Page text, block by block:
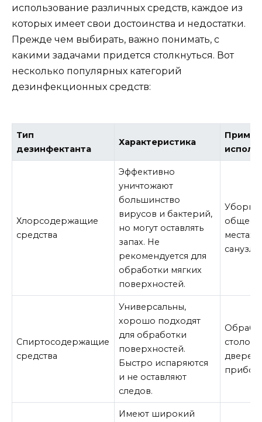
использование различных средств, каждое из
которых имеет свои достоинства и недостатки.
Прежде чем выбирать, важно понимать, с
какими задачами придется столкнуться. Вот
несколько популярных категорий
дезинфекционных средств:
Тип
дезинфектанта
Характеристика
Хлорсодержащие
средства
Эффективно
уничтожают
большинство
вирусов и бактерий,
но могут оставлять
запах. Не
рекомендуется для
обработки мягких
поверхностей.
Уборка
местах,
Спиртосодержащие
средства
Универсальны,
хорошо подходят
для обработки
поверхностей.
Быстро испаряются
и не оставляют
следов.
столов,
дверей,
Имеют широкий